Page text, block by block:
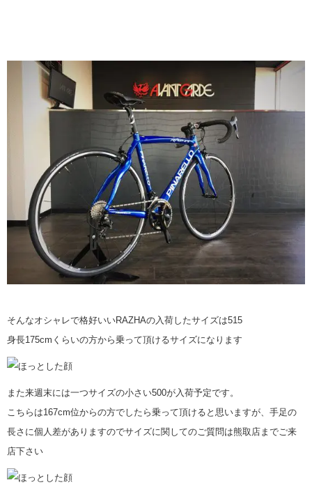
そんなオシャレで格好いいRAZHAの入荷したサイズは515
身長175cmくらいの方から乗って頂けるサイズになります
また来週末には一つサイズの小さい500が入荷予定です。
こちらは167cm位からの方でしたら乗って頂けると思いますが、手足の
長さに個人差がありますのでサイズに関してのご質問は熊取店までご来
店下さい